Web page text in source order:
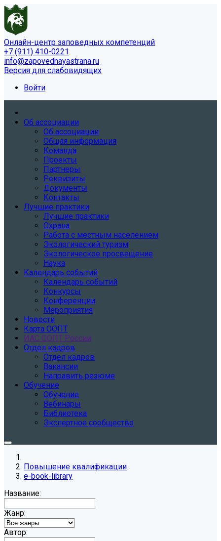
Онлайн-центр заповедных компетенций
+7 (911) 410-0221
info@zapovednayastrana.ru
Версия для слабовидящих
Войти
Об ассоциации
Об ассоциации
Общая информация
Команда
Проекты
Партнеры
Реквизиты
Документы
Контакты
Лучшие практики
Лучшие практики
Охрана
Работа с местным населением
Экологический туризм
Экологическое просвещение
Наука
Календарь событий
Календарь событий
Конкурсы
Конференции
Мероприятия
Новости
Карта ООПТ
ИАС ООПТ России
Отдел кадров
Отдел кадров
Вакансии
Направить резюме
Обучение
Обучение
Вебинары
Библиотека
Экспертное сообщество
Повышение квалификации
e-book-library
Название:
Жанр:
Автор: